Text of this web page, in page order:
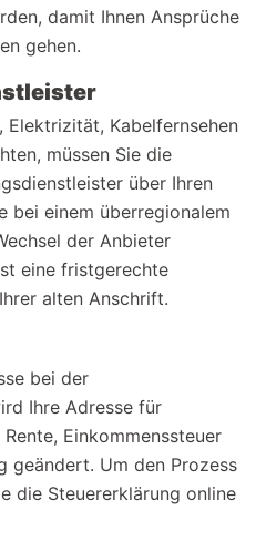
damit Ihnen Ansprüche
gehen.
Elektrizität, Kabelfernsehen
müssen Sie die
über Ihren
bei einem überregionalem
der Anbieter
eine fristgerechte
alten Anschrift.
bei der
Ihre Adresse für
Einkommenssteuer
geändert. Um den Prozess
die Steuererklärung online